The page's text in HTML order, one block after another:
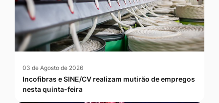
03 de Agosto de 2026
Incofibras e SINE/CV realizam mutirão de empregos
nesta quinta-feira